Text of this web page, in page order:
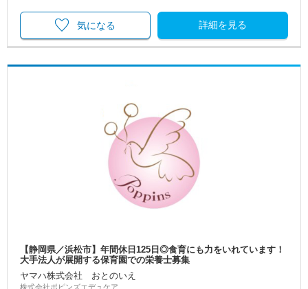
詳細を見る
気になる
【静岡県／浜松市】年間休日125日◎食育にも力をいれています！
大手法人が展開する保育園での栄養士募集
ヤマハ株式会社 おとのいえ
株式会社ポピンズエデュケア